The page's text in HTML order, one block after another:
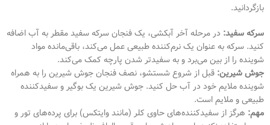
بازگردانید.
سرکه سفید: در مرحله آخر آبکشی، یک فنجان سرکه سفید مقطر به آب اضافه
کنید. سرکه به عنوان یک نرم‌کننده طبیعی عمل می‌کند، باقی‌مانده مواد
شوینده را از بین می‌برد و به سفیدتر شدن پارچه کمک می‌کند.
جوش شیرین: قبل از شروع شستشو، نصف فنجان جوش شیرین را به همراه
شوینده ملایم خود در آب حل کنید. جوش شیرین یک بوگیر و سفیدکننده
طبیعی و ملایم است.
مهم: هرگز از سفیدکننده‌های حاوی کلر (مانند وایتکس) برای پرده‌های تور و